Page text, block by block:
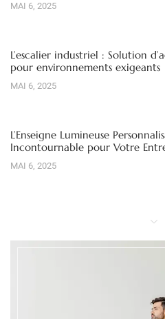
MAI 6, 2025
L’escalier industriel : Solution
pour environnements exigeants
MAI 6, 2025
L’Enseigne Lumineuse
Incontournable pour Votre
MAI 6, 2025